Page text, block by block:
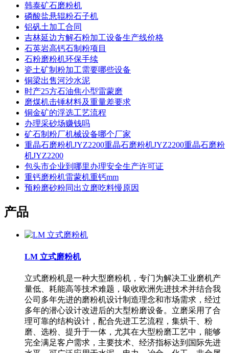
韩泰矿石磨粉机
磷酸盐悬辊粉石子机
铝矾土加工合同
吉林延边方解石粉加工设备生产线价格
石英岩高钙石制粉项目
石粉磨粉机环保手续
瓷土矿制粉加工需要哪些设备
铜梁出售河沙水泥
时产25方石油焦小型雷蒙磨
磨煤机击锤材料及重量差要求
铜金矿的浮选工艺流程
办理采砂场赚钱吗
矿石制粉厂机械设备哪个厂家
重晶石磨粉机JYZ2200重晶石磨粉机JYZ2200重晶石磨粉
机JYZ2200
包头市企业到哪里办理安全生产许可证
重钙磨粉机雷蒙机重钙mm
预粉磨砂粉同出立磨吃料慢原因
产品
LM 立式磨粉机
立式磨粉机是一种大型磨粉机，专门为解决工业磨机产
量低、耗能高等技术难题，吸收欧洲先进技术并结合我
公司多年先进的磨粉机设计制造理念和市场需求，经过
多年的潜心设计改进后的大型粉磨设备。立磨采用了合
理可靠的结构设计，配合先进工艺流程，集烘干、粉
磨、选粉、提升于一体，尤其在大型粉磨工艺中，能够
完全满足客户需求，主要技术、经济指标达到国际先进